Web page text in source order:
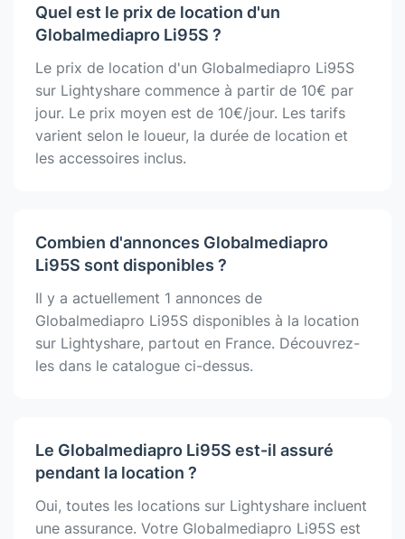
Quel est le prix de location d'un
Globalmediapro Li95S ?
Le prix de location d'un Globalmediapro Li95S
sur Lightyshare commence à partir de 10€ par
jour. Le prix moyen est de 10€/jour. Les tarifs
varient selon le loueur, la durée de location et
les accessoires inclus.
Combien d'annonces Globalmediapro
Li95S sont disponibles ?
Il y a actuellement 1 annonces de
Globalmediapro Li95S disponibles à la location
sur Lightyshare, partout en France. Découvrez-
les dans le catalogue ci-dessus.
Le Globalmediapro Li95S est-il assuré
pendant la location ?
Oui, toutes les locations sur Lightyshare incluent
une assurance. Votre Globalmediapro Li95S est